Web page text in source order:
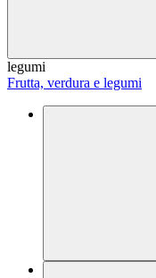
legumi
Frutta, verdura e legumi